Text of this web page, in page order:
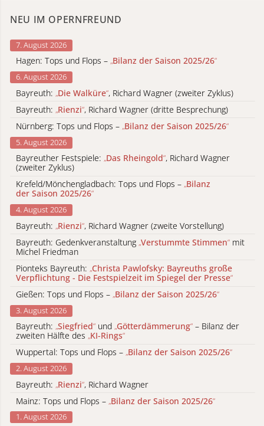
NEU IM OPERNFREUND
7. August 2026
Hagen: Tops und Flops – „Bilanz der Saison 2025/26“
6. August 2026
Bayreuth: „Die Walküre“, Richard Wagner (zweiter Zyklus)
Bayreuth: „Rienzi“, Richard Wagner (dritte Besprechung)
Nürnberg: Tops und Flops – „Bilanz der Saison 2025/26“
5. August 2026
Bayreuther Festspiele: „Das Rheingold“, Richard Wagner
(zweiter Zyklus)
Krefeld/Mönchengladbach: Tops und Flops – „Bilanz
der Saison 2025/26“
4. August 2026
Bayreuth: „Rienzi“, Richard Wagner (zweite Vorstellung)
Bayreuth: Gedenkveranstaltung „Verstummte Stimmen“ mit
Michel Friedman
Pionteks Bayreuth: „Christa Pawlofsky: Bayreuths große
Verpflichtung - Die Festspielzeit im Spiegel der Presse“
Gießen: Tops und Flops – „Bilanz der Saison 2025/26“
3. August 2026
Bayreuth: „Siegfried“ und „Götterdämmerung“ – Bilanz der
zweiten Hälfte des „KI-Rings“
Wuppertal: Tops und Flops – „Bilanz der Saison 2025/26“
2. August 2026
Bayreuth: „Rienzi“, Richard Wagner
Mainz: Tops und Flops – „Bilanz der Saison 2025/26“
1. August 2026